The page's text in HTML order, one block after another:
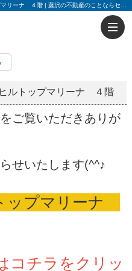
ルトップマリーナ ４階
ご覧いただきありが
せいたします(^^♪
ップマリーナ
コチラをクリッ